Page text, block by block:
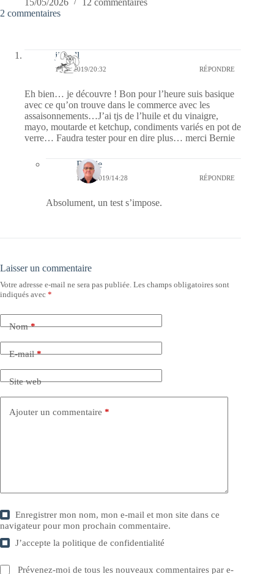
15/05/2026
12 commentaires
2 commentaires
jill bill
11/09/2019/20:32 RÉPONDRE
Eh bien… je découvre ! Bon pour l’heure suis basique
avec ce qu’on trouve dans le commerce avec les
assaisonnements…J’ai tjs de l’huile et du vinaigre,
mayo, moutarde et ketchup, condiments variés en pot de
verre… Faudra tester pour en dire plus… merci Bernie
Bernie
15/09/2019/14:28 RÉPONDRE
Absolument, un test s’impose.
Laisser un commentaire
Votre adresse e-mail ne sera pas publiée. Les champs obligatoires sont
indiqués avec *
Nom*
E-mail*
Site web
Ajouter un commentaire *
Enregistrer mon nom, mon e-mail et mon site dans ce
navigateur pour mon prochain commentaire.
J’accepte lapolitique de confidentialité
Prévenez-moi de tous les nouveaux commentaires par e-